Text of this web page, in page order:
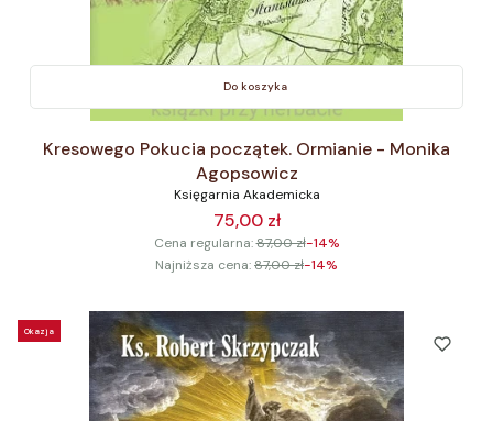
Do koszyka
Kresowego Pokucia początek. Ormianie - Monika
Agopsowicz
Księgarnia Akademicka
75,00 zł
Cena regularna:87,00 zł-14%
Najniższa cena:87,00 zł-14%
Okazja